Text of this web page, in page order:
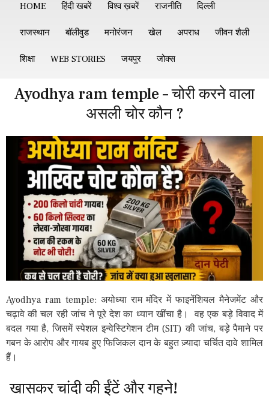
HOME हिंदी खबरें विश्व ख़बरें राजनीति दिल्ली
राजस्थान बॉलीवुड मनोरंजन खेल अपराध जीवन शैली
शिक्षा WEB STORIES जयपुर जोक्स
Ayodhya ram temple – चोरी करने वाला
असली चोर कौन ?
Ayodhya ram temple: अयोध्या राम मंदिर में फाइनेंशियल मैनेजमेंट और
चढ़ावे की चल रही जांच ने पूरे देश का ध्यान खींचा है। वह एक बड़े विवाद में
बदल गया है, जिसमें स्पेशल इन्वेस्टिगेशन टीम (SIT) की जांच, बड़े पैमाने पर
गबन के आरोप और गायब हुए फिजिकल दान के बहुत ज़्यादा चर्चित दावे शामिल
हैं।
खासकर चांदी की ईंटें और गहने!